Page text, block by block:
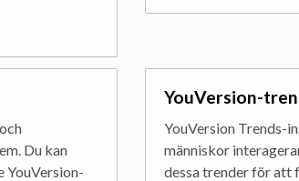
Du kan
YouVersion-
YouVersion-
YouVersion Trends-
människor
dessa trender för att